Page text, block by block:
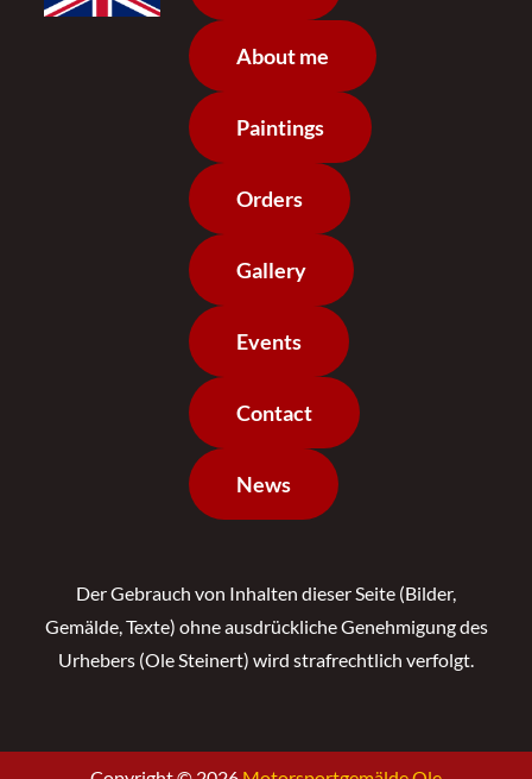
About me
Paintings
Orders
Gallery
Events
Contact
News
Der Gebrauch von Inhalten dieser Seite (Bilder,
Gemälde, Texte) ohne ausdrückliche Genehmigung des
Urhebers (Ole Steinert) wird strafrechtlich verfolgt.